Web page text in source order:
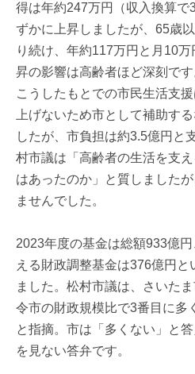
得は年約247万円（収入換算で
ずかに上昇しましたが、65歳
り続け、年約117万円と月10
昇の影響は高齢者ほど深刻です
こうしたもとでの市民生活支
上げないため市として補助す
したが、市負担は約3.5億円と
村市議は「高齢者の生活を支
はあったのか」と質しました
ませんでした。
2023年度の基金は総額933億
える財政調整基金は376億円と
ました。松村市議は、さいた
令市の財政規模比で3番目に多
と指摘。市は「多くない」と
を見ない答弁です。